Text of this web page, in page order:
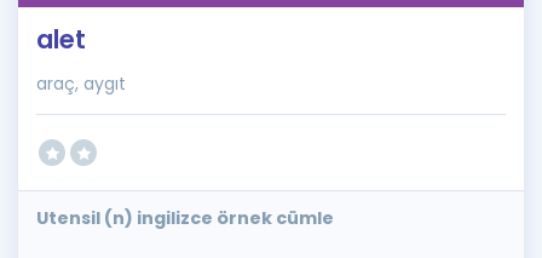
Blog
alet
araç, aygıt
Utensil (n) ingilizce örnek cümle